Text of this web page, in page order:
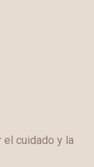
el cuidado y la